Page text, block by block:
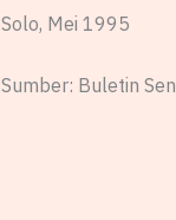
Solo, Mei 1995
Sumber: Buletin